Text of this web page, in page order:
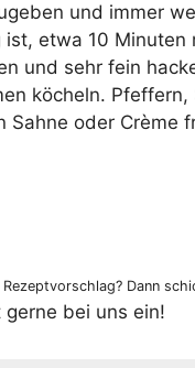
und immer
ist, etwa 10
und sehr fein
köcheln.
Sah­ne oder Crè­me
Dann
bei uns ein!